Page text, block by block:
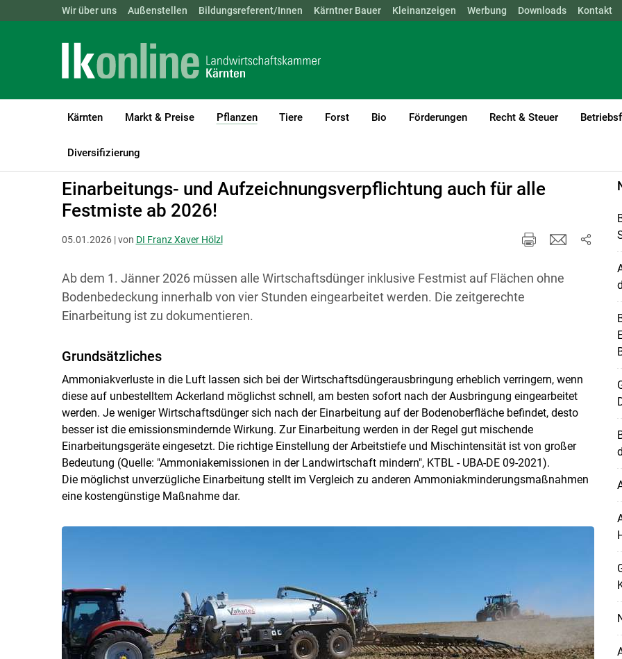
Landwirtschaftskammern: ÖSTERREICH BGLD KTN NÖ OÖ SBG STMK TIROL VBG WIEN
Wir über uns Außenstellen Bildungsreferent/Innen Kärntner Bauer Kleinanzeigen Werbung Downloads Kontakt
Kärnten Markt & Preise Pflanzen
(current)1
Tiere Forst Bio Förderungen Recht & Steuer
Diversifizierung
LK Kärnten Pflanzen
Einarbeitungs- und Aufzeichnungsverpflichtung auch für alle
Festmiste ab 2026!
05.01.2026 | von DI Franz Xaver Hölzl
Ab dem 1. Jänner 2026 müssen alle Wirtschaftsdünger inklusive Festmist auf Flächen ohne
Bodenbedeckung innerhalb von vier Stunden eingearbeitet werden. Die zeitgerechte
Einarbeitung ist zu dokumentieren.
Grundsätzliches
Ammoniakverluste in die Luft lassen sich bei der Wirtschaftsdüngerausbringung erheblich verringern, wenn
diese auf unbestelltem Ackerland möglichst schnell, am besten sofort nach der Ausbringung eingearbeitet
werden. Je weniger Wirtschaftsdünger sich nach der Einarbeitung auf der Bodenoberfläche befindet, desto
besser ist die emissionsmindernde Wirkung. Zur Einarbeitung werden in der Regel gut mischende
Einarbeitungsgeräte eingesetzt. Die richtige Einstellung der Arbeitstiefe und Mischintensität ist von großer
Bedeutung (Quelle: "Ammoniakemissionen in der Landwirtschaft mindern", KTBL - UBA-DE 09-2021).
Die möglichst unverzügliche Einarbeitung stellt im Vergleich zu anderen Ammoniakminderungsmaßnahmen
eine kostengünstige Maßnahme dar.